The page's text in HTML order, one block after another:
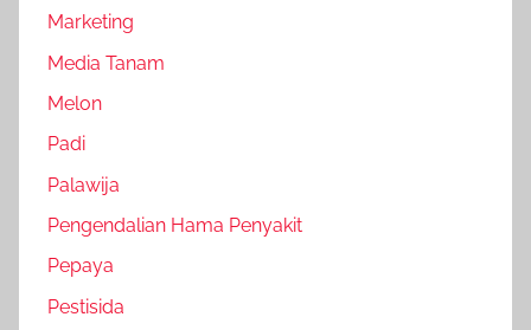
Marketing
Media Tanam
Melon
Padi
Palawija
Pengendalian Hama Penyakit
Pepaya
Pestisida